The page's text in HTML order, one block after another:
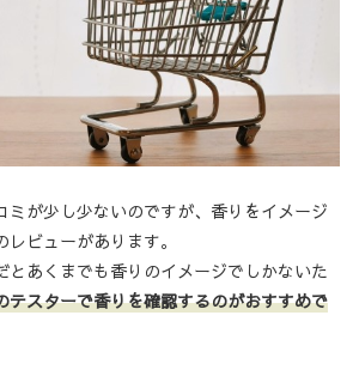
ミが少し少ないのですが、香りをイメージ
ビューがあります。
とあくまでも香りのイメージでしかないた
テスターで香りを確認するのがおすすめで